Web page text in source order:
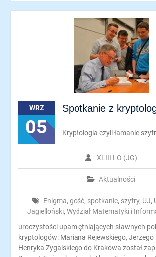
WRZ
05
Spotkanie z
XLIII LO (JG)
Aktualności
Enigma, gość, spotkanie, szyfry, UJ,
Jagielloński,Wydział Matematyki i
Kryptologia czyli łamanie
uroczystości upamiętniających sławnych
kryptologów: Mariana Rejewskiego, Jerzego
Henryka Zygalskiego do Krakowa został